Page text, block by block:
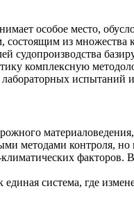
особое место,
из множества
судопроизводства
комплексную
испытаний
методами контроля,
факторов.
система, где